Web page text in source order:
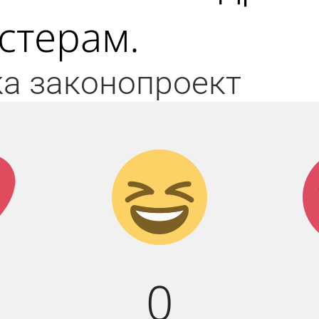
законопроект
Дикий
смех!
0